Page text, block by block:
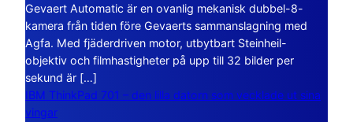
Gevaert Automatic är en ovanlig mekanisk dubbel-8-
kamera från tiden före Gevaerts sammanslagning med
Agfa. Med fjäderdriven motor, utbytbart Steinheil-
objektiv och filmhastigheter på upp till 32 bilder per
sekund är […]
IBM ThinkPad 701 – den lilla datorn som vecklade ut sina
vingar